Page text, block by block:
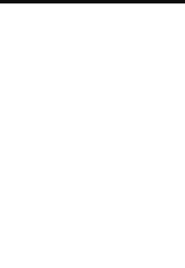
REGON: 015897725